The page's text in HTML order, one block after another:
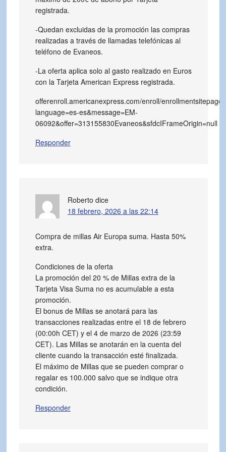
registrada.
-Quedan excluidas de la promoción las compras
realizadas a través de llamadas telefónicas al
teléfono de Evaneos.
-La oferta aplica solo al gasto realizado en Euros
con la Tarjeta American Express registrada.
offerenroll.americanexpress.com/enroll/enrollmentsitepage?
language=es-es&message=EM-
06092&offer=313155830Evaneos&sfdcIFrameOrigin=null
Responder
Roberto dice
18 febrero, 2026 a las 22:14
Compra de millas Air Europa suma. Hasta 50%
extra.
Condiciones de la oferta
La promoción del 20 % de Millas extra de la
Tarjeta Visa Suma no es acumulable a esta
promoción.
El bonus de Millas se anotará para las
transacciones realizadas entre el 18 de febrero
(00:00h CET) y el 4 de marzo de 2026 (23:59
CET). Las Millas se anotarán en la cuenta del
cliente cuando la transacción esté finalizada.
El máximo de Millas que se pueden comprar o
regalar es 100.000 salvo que se indique otra
condición.
Responder